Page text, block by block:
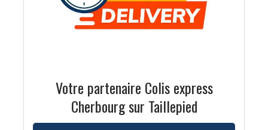
Votre partenaire Colis express
Cherbourg sur Taillepied